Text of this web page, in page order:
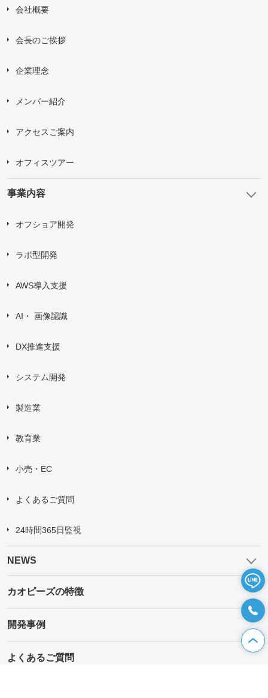
会社概要
会長のご挨拶
企業理念
メンバー紹介
アクセスご案内
オフィスツアー
事業内容
オフショア開発
ラボ型開発
AWS導入支援
AI・ 画像認識
DX推進支援
システム開発
製造業
教育業
小売・EC
よくあるご質問
24時間365日監視
NEWS
カオピーズの特徴
開発事例
よくあるご質問